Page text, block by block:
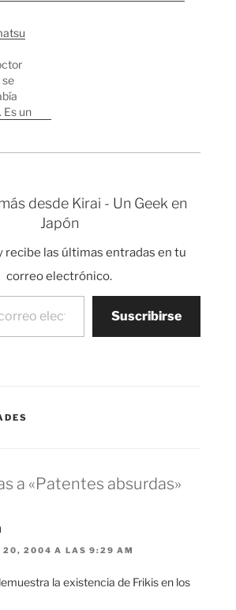
el
se
Es un
desde Kirai - Un Geek en
Japón
recibe las últimas entradas en tu
correo electrónico.
Suscribirse
a «Patentes absurdas»
20, 2004 A LAS 9:29 AM
la existencia de Frikis en los